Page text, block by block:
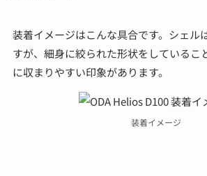
装着イメージはこんな具合です。シェル
すが、細身に絞られた形状をしているこ
に収まりやすい印象があります。
装着イメージ